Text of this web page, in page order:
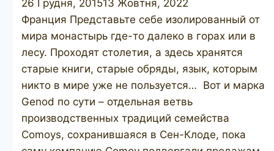
26 Грудня, 201513 Жовтня, 2022
Франция Представьте себе изолированный от
мира монастырь где-то далеко в горах или в
лесу. Проходят столетия, а здесь хранятся
старые книги, старые обряды, язык, которым
никто в мире уже не пользуется… Вот и марка
Genod по сути – отдельная ветвь
производственных традиций семейства
Comoys, сохранившаяся в Сен-Клоде, пока